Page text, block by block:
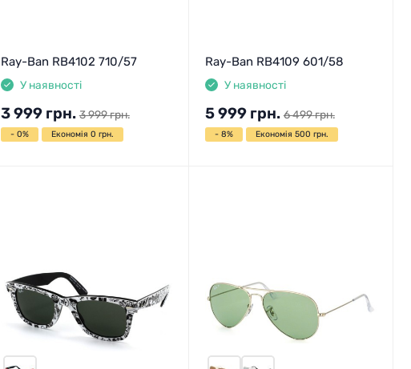
Ray-Ban RB4102 710/57
У наявності
3 999 грн. 3 999грн.
- 0% Економія 0 грн.
Ray-Ban RB4109 601/58
У наявності
5 999 грн. 6 499грн.
- 8% Економія 500 грн.